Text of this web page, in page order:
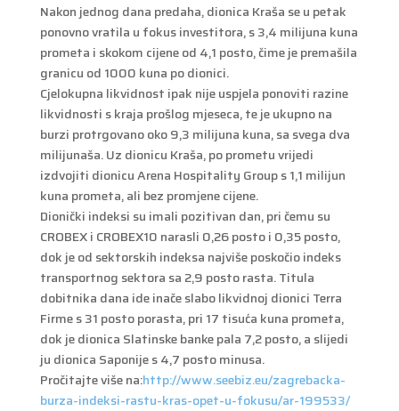
Nakon jednog dana predaha, dionica Kraša se u petak
ponovno vratila u fokus investitora, s 3,4 milijuna kuna
prometa i skokom cijene od 4,1 posto, čime je premašila
granicu od 1000 kuna po dionici.
Cjelokupna likvidnost ipak nije uspjela ponoviti razine
likvidnosti s kraja prošlog mjeseca, te je ukupno na
burzi protrgovano oko 9,3 milijuna kuna, sa svega dva
milijunaša. Uz dionicu Kraša, po prometu vrijedi
izdvojiti dionicu Arena Hospitality Group s 1,1 milijun
kuna prometa, ali bez promjene cijene.
Dionički indeksi su imali pozitivan dan, pri čemu su
CROBEX i CROBEX10 narasli 0,26 posto i 0,35 posto,
dok je od sektorskih indeksa najviše poskočio indeks
transportnog sektora sa 2,9 posto rasta. Titula
dobitnika dana ide inače slabo likvidnoj dionici Terra
Firme s 31 posto porasta, pri 17 tisuća kuna prometa,
dok je dionica Slatinske banke pala 7,2 posto, a slijedi
ju dionica Saponije s 4,7 posto minusa.
Pročitajte više na:http://www.seebiz.eu/zagrebacka-
burza-indeksi-rastu-kras-opet-u-fokusu/ar-199533/